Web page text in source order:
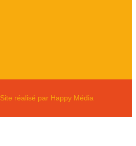
Site réalisé par Happy Média